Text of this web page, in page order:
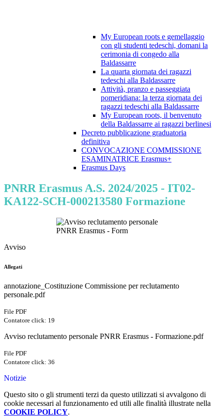
My European roots e gemellaggio
con gli studenti tedeschi, domani la
cerimonia di congedo alla
Baldassarre
La quarta giornata dei ragazzi
tedeschi alla Baldassarre
Attività, pranzo e passeggiata
pomeridiana: la terza giornata dei
ragazzi tedeschi alla Baldassarre
My European roots, il benvenuto
della Baldassarre ai ragazzi berlinesi
Decreto pubblicazione graduatoria
definitiva
CONVOCAZIONE COMMISSIONE
ESAMINATRICE Erasmus+
Erasmus Days
PNRR Erasmus A.S. 2024/2025 - IT02-
KA122-SCH-000213580 Formazione
Avviso
Allegati
annotazione_Costituzione Commissione per reclutamento
personale.pdf
File PDF
Contatore click: 19
Avviso reclutamento personale PNRR Erasmus - Formazione.pdf
File PDF
Contatore click: 36
Notizie
Questo sito o gli strumenti terzi da questo utilizzati si avvalgono di
cookie necessari al funzionamento ed utili alle finalità illustrate nella
COOKIE POLICY.